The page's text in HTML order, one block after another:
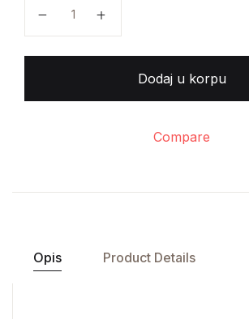
Dodaj u korpu
Compare
Opis Product Details